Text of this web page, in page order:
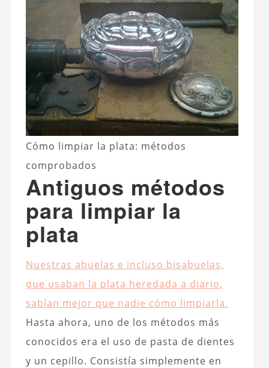
Cómo limpiar la plata: métodos
comprobados
Antiguos métodos
para limpiar la
plata
Nuestras abuelas e incluso bisabuelas,
que usaban la plata heredada a diario,
sabían mejor que nadie cómo limpiarla.
Hasta ahora, uno de los métodos más
conocidos era el uso de pasta de dientes
y un cepillo. Consistía simplemente en